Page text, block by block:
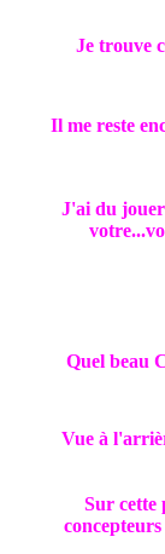
Je trouve
Il me reste
J'ai du jouer
Quel beau
Vue à
Sur cette